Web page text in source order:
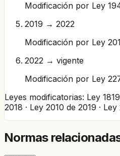
Modificación por Ley
2019 → 2022
Modificación por Ley
2022 → vigente
Modificación por Ley
Leyes modificatorias: Ley
2018 · Ley 2010 de 2019 ·
Normas